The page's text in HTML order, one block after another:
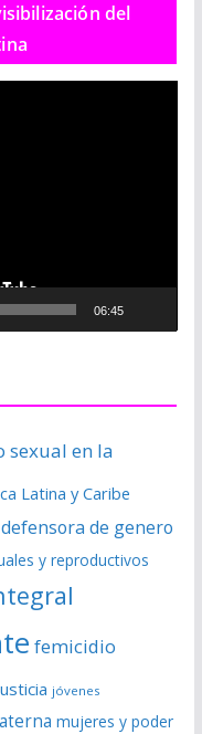
del
06:45
sexual en la
Latina y Caribe
defensora de genero
y reproductivos
femicidio
jóvenes
mujeres y poder